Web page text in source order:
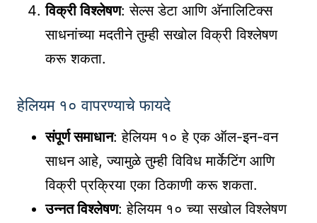
विक्री विश्लेषण: सेल्स डेटा आणि अ‍ॅनालिटिक्स
साधनांच्या मदतीने तुम्ही सखोल विक्री विश्लेषण
करू शकता.
हेलियम १० वापरण्याचे फायदे
संपूर्ण समाधान: हेलियम १० हे एक ऑल-इन-वन
साधन आहे, ज्यामुळे तुम्ही विविध मार्केटिंग आणि
विक्री प्रक्रिया एका ठिकाणी करू शकता.
उन्नत विश्लेषण: हेलियम १० च्या सखोल विश्लेषण